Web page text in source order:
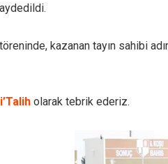
kazanan tayın sahibi
olarak tebrik ederiz.